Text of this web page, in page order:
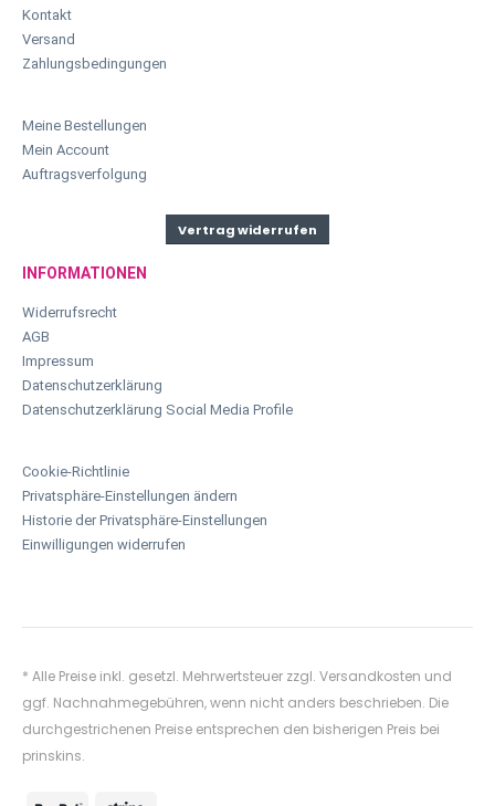
Kontakt
Versand
Zahlungsbedingungen
Meine Bestellungen
Mein Account
Auftragsverfolgung
Vertrag widerrufen
INFORMATIONEN
Widerrufsrecht
AGB
Impressum
Datenschutzerklärung
Datenschutzerklärung Social Media Profile
Cookie-Richtlinie
Privatsphäre-Einstellungen ändern
Historie der Privatsphäre-Einstellungen
Einwilligungen widerrufen
* Alle Preise inkl. gesetzl. Mehrwertsteuer zzgl. Versandkosten und
ggf. Nachnahmegebühren, wenn nicht anders beschrieben. Die
durchgestrichenen Preise entsprechen den bisherigen Preis bei
prinskins.